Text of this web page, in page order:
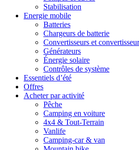
Stabilisation
Energie mobile
Batteries
Chargeurs de batterie
Convertisseurs et
Générateurs
Énergie solaire
Contrôles de système
Essentiels d’été
Offres
Acheter par activité
Pêche
Camping en voiture
4x4 & Tout-Terrain
Vanlife
Camping-car & van